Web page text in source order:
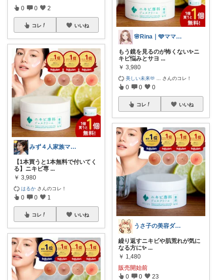
0 0 2
コレ いいね
みず４人家族ママ★３０代子育て奮闘中🙆
【1本買うと1本無料で付いてく
る】ニキビ専 ...
￥ 3,980
はるか さんのコレ！
0 0 1
コレ いいね
🌸Rina｜🩵ママ必見アイテム🩵
もう鏡を見るのが怖くない✨ニ
キビ悩みとサヨ ...
￥ 3,980
美しい未来🫶 さんのコレ！
0 0 0
コレ いいね
うさ子の美容ダイエット
繰り返すニキビや肌荒れが気に
なる方に✨ ...
￥ 1,480
販売開始前
0 0 23